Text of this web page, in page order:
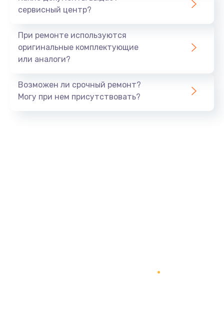
сервисный центр?
При ремонте используются
оригинальные комплектующие
или аналоги?
Возможен ли срочный ремонт?
Могу при нем присутствовать?